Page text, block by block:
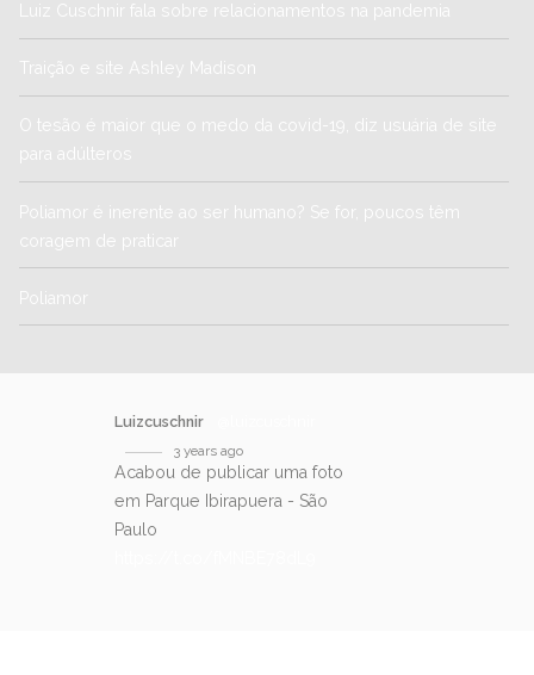
Luiz Cuschnir fala sobre relacionamentos na pandemia
Traição e site Ashley Madison
O tesão é maior que o medo da covid-19, diz usuária de site
para adúlteros
Poliamor é inerente ao ser humano? Se for, poucos têm
coragem de praticar
Poliamor
Luizcuschnir
3 years ago
Acabou de publicar uma foto
em Parque Ibirapuera - São
Paulo